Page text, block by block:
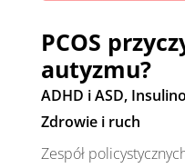
PCOS
autyzmu?
ADHD i ASD,
Zdrowie i ruch
Zespół